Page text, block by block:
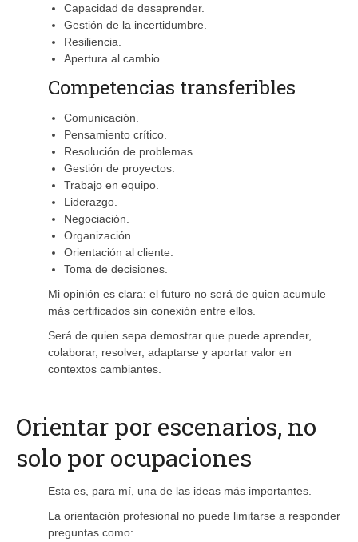
Capacidad de desaprender.
Gestión de la incertidumbre.
Resiliencia.
Apertura al cambio.
Competencias transferibles
Comunicación.
Pensamiento crítico.
Resolución de problemas.
Gestión de proyectos.
Trabajo en equipo.
Liderazgo.
Negociación.
Organización.
Orientación al cliente.
Toma de decisiones.
Mi opinión es clara: el futuro no será de quien acumule
más certificados sin conexión entre ellos.
Será de quien sepa demostrar que puede aprender,
colaborar, resolver, adaptarse y aportar valor en
contextos cambiantes.
Orientar por escenarios, no
solo por ocupaciones
Esta es, para mí, una de las ideas más importantes.
La orientación profesional no puede limitarse a responder
preguntas como: